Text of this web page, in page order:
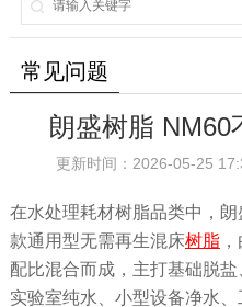
常见问题
朗盛树脂 NM60
更新时间：2026-05-25
在水处理耗材树脂品类中，
款通用型无需再生混床树脂，
配比混合而成，主打基础脱
实验室纯水、小型设备净水、